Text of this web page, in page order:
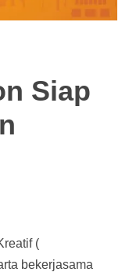
Siap
(
bekerjasama